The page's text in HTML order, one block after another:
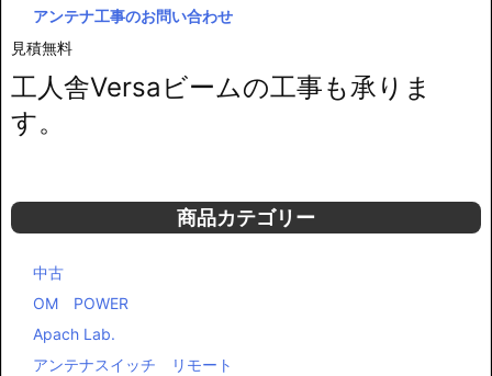
アンテナ工事のお問い合わせ
見積無料
工人舎Versaビームの工事も承りま
す。
商品カテゴリー
中古
OM POWER
Apach Lab.
アンテナスイッチ リモート